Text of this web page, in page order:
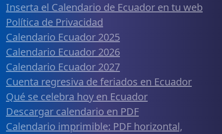
Inserta el Calendario de Ecuador en tu web
Política de Privacidad
Calendario Ecuador 2025
Calendario Ecuador 2026
Calendario Ecuador 2027
Cuenta regresiva de feriados en Ecuador
Qué se celebra hoy en Ecuador
Descargar calendario en PDF
Calendario imprimible: PDF horizontal,